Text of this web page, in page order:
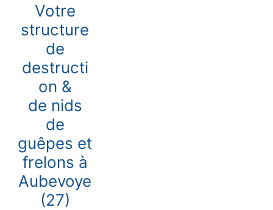
Votre
structure
de
destructi
on &
de nids
de
guêpes et
frelons à
Aubevoye
(27)